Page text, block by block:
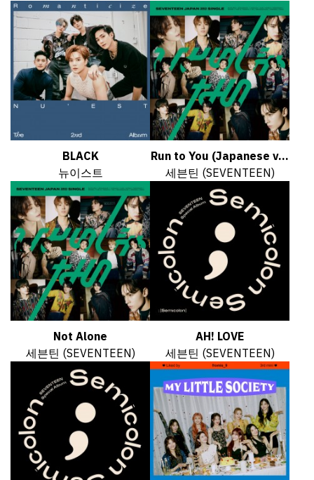
BLACK
뉴이스트
Run to You (Japanese v...
세븐틴 (SEVENTEEN)
Not Alone
세븐틴 (SEVENTEEN)
AH! LOVE
세븐틴 (SEVENTEEN)